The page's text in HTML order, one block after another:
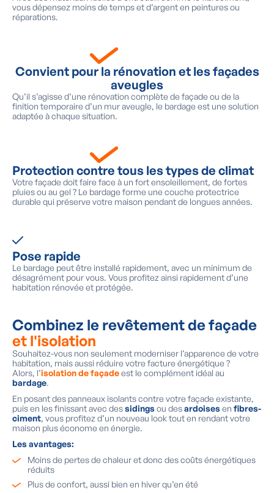
vous dépensez moins de temps et d’argent en peintures ou
réparations.
Convient pour la rénovation et les façades
aveugles
Qu’il s’agisse d’une rénovation complète de façade ou de la
finition temporaire d’un mur aveugle, le bardage est une solution
adaptée à chaque situation.
Protection contre tous les types de climat
Votre façade doit faire face à un fort ensoleillement, de fortes
pluies ou au gel ? Le bardage forme une couche protectrice
durable qui préserve votre maison pendant de longues années.
Pose rapide
Le bardage peut être installé rapidement, avec un minimum de
désagrément pour vous. Vous profitez ainsi rapidement d’une
habitation rénovée et protégée.
Combinez le revêtement de façade
et l'isolation
Souhaitez-vous non seulement moderniser l’apparence de votre
habitation, mais aussi réduire votre facture énergétique ?
Alors, l’isolation de façadeest le complément idéal au
bardage.
En posant des panneaux isolants contre votre façade existante,
puis en les finissant avec dessidingsou desardoisesen fibres-
ciment, vous profitez d’un nouveau look tout en rendant votre
maison plus économe en énergie.
Les avantages:
Moins de pertes de chaleur et donc des coûts énergétiques
réduits
Plus de confort, aussi bien en hiver qu’en été